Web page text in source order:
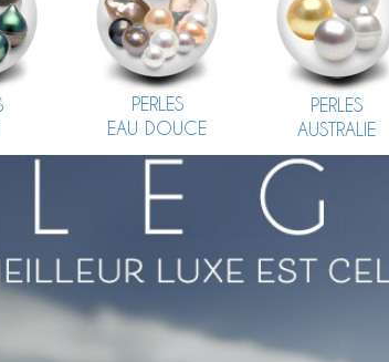
PERLES
EAU DOUCE
PERLES
AUSTRALIE